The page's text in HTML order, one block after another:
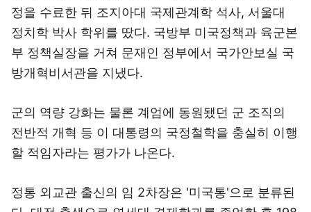
정을 수료한 뒤 조지아대 국제관계학 석사, 서울대
정치학 박사 학위를 땄다. 국방부 미국정책과 육군본
부 정책실장을 거쳐 문재인 정부에서 국가안보실 국
방개혁비서관을 지냈다.
군의 역량 강화는 물론 계엄에 동원됐던 군 조직의
전반적 개혁 등 이 대통령의 국정철학을 충실히 이행
할 적임자라는 평가가 나온다.
정통 외교관 출신의 임 2차장은 '미국통'으로 분류된